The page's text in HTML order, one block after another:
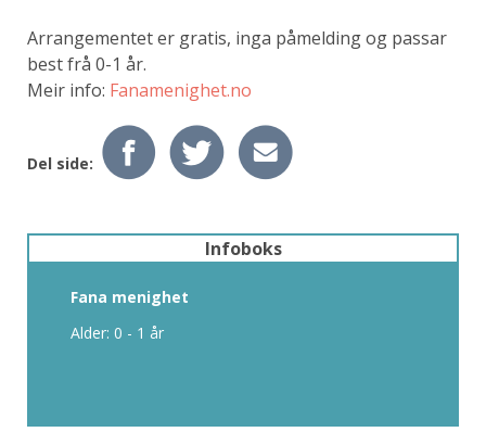
Arrangementet er gratis, inga påmelding og passar
best frå 0-1 år.
Meir info: Fanamenighet.no
Del side:
Infoboks
Fana menighet
Alder: 0 - 1 år